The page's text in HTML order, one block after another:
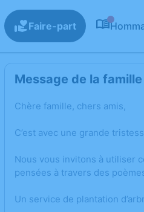
Faire-part
Message de la famille
Chère famille, chers amis,
C’est avec une grande
Nous vous invitons à utiliser
pensées à travers des
Un service de plantation